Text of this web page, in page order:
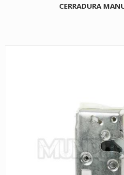
CERRADURA